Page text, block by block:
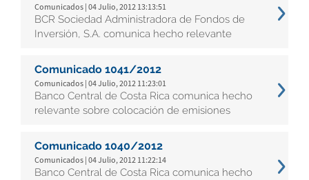
Comunicados | 04 Julio, 2012 13:13:51
BCR Sociedad Administradora de Fondos de
Inversión, S.A. comunica hecho relevante
Comunicado 1041/2012
Comunicados | 04 Julio, 2012 11:23:01
Banco Central de Costa Rica comunica hecho
relevante sobre colocación de emisiones
Comunicado 1040/2012
Comunicados | 04 Julio, 2012 11:22:14
Banco Central de Costa Rica comunica hecho